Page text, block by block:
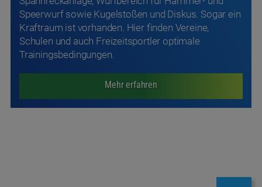
Speerwurf sowie Kugelstoßen und Diskus. Sogar ein
Kraftraum ist vorhanden. Hier finden Vereine,
Schulen und auch Freizeitsportler optimale
Trainingsbedingungen.
Mehr erfahren